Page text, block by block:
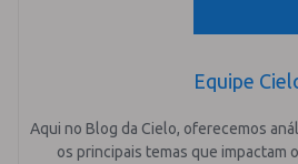
Equipe
Aqui no Blog da Cielo, oferecemos
os principais temas que impactam